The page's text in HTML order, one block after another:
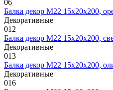
06
Балка декор М22 15х20х200,
Декоративные
012
Балка декор М22 15х20х200,
Декоративные
013
Балка декор М22 15х20х200,
Декоративные
016